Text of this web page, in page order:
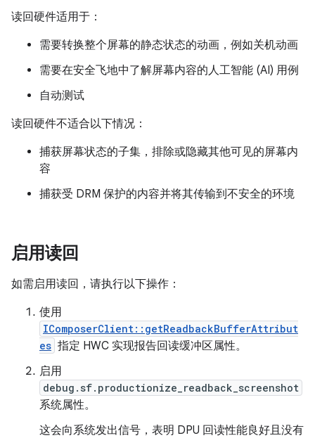
读回硬件适用于：
需要转换整个屏幕的静态状态的动画，例如关机动画
需要在安全飞地中了解屏幕内容的人工智能 (AI) 用例
自动测试
读回硬件不适合以下情况：
捕获屏幕状态的子集，排除或隐藏其他可见的屏幕内
容
捕获受 DRM 保护的内容并将其传输到不安全的环境
启用读回
如需启用读回，请执行以下操作：
使用
IComposerClient::getReadbackBufferAttribut
es 指定 HWC 实现报告回读缓冲区属性。
启用
debug.sf.productionize_readback_screenshot
系统属性。
这会向系统发出信号，表明 DPU 回读性能良好且没有